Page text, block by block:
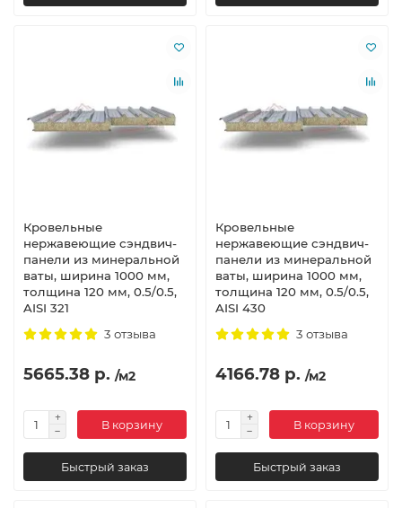
Кровельные
нержавеющие сэндвич-
панели из минеральной
ваты, ширина 1000 мм,
толщина 120 мм, 0.5/0.5,
AISI 321
3 отзыва
5665.38 р. /м2
В корзину
Быстрый заказ
Кровельные
нержавеющие сэндвич-
панели из минеральной
ваты, ширина 1000 мм,
толщина 120 мм, 0.5/0.5,
AISI 430
3 отзыва
4166.78 р. /м2
В корзину
Быстрый заказ